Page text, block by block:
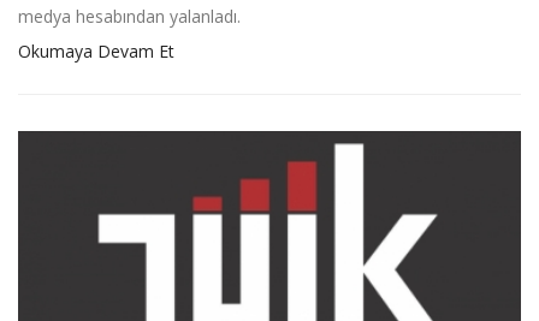
medya hesabından yalanladı.
Okumaya Devam Et